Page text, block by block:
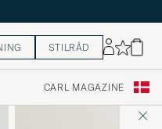
STILRÅD
CARL MAGAZINE